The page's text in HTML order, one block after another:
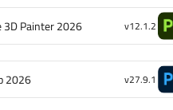
3D Painter 2026 v12.1.2
2026 v27.9.1